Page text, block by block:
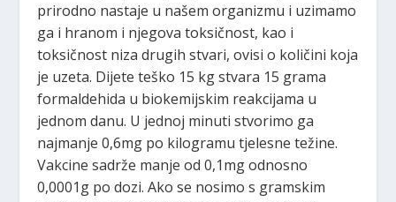
prirodno nastaje u našem organizmu i uzimamo
ga i hranom i njegova toksičnost, kao i
toksičnost niza drugih stvari, ovisi o količini koja
je uzeta. Dijete teško 15 kg stvara 15 grama
formaldehida u biokemijskim reakcijama u
jednom danu. U jednoj minuti stvorimo ga
najmanje 0,6mg po kilogramu tjelesne težine.
Vakcine sadrže manje od 0,1mg odnosno
0,0001g po dozi. Ako se nosimo s gramskim